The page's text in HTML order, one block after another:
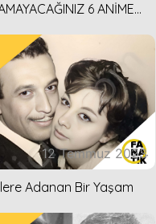
6 ANİME
12 Temmuz 2023
Adanan Bir Yaşam